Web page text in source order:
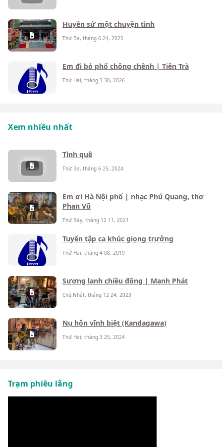
Huyền sử một chuyện tình
Thứ Ba, tháng 6 24, 2025
Em đi bỏ phố chông chênh | Tiên Trà
Thứ Hai, tháng 3 30, 2026
Xem nhiều nhất
Tình quê
Thứ Ba, tháng 6 25, 2024
Em ơi Hà Nội phố | nhạc Phú Quang, thơ
Phan Vũ
Thứ Bảy, tháng 12 11, 2021
Tuyển tập ca khúc giọng trưởng
Thứ Hai, tháng 4 08, 2019
Sương lạnh chiều đông | Mạnh Phát
Chủ Nhật, tháng 12 24, 2023
Nụ hôn vĩnh biệt (Kandagawa)
Thứ Hai, tháng 3 25, 2024
Trạm phiêu lãng